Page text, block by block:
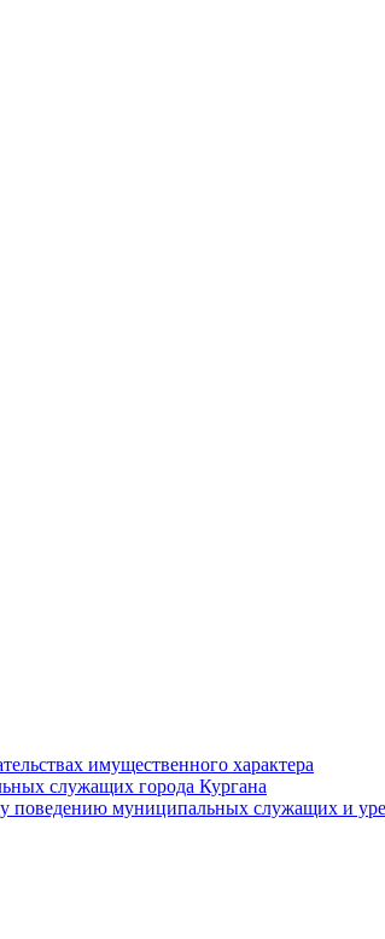
имущественного характера
служащих города Кургана
поведению муниципальных служащих и